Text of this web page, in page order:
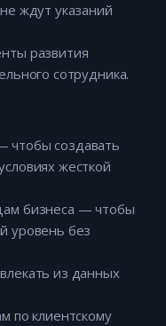
ждут указаний
развития
сотрудника.
создавать
жесткой
бизнеса — чтобы
уровень без
из данных
по клиентскому